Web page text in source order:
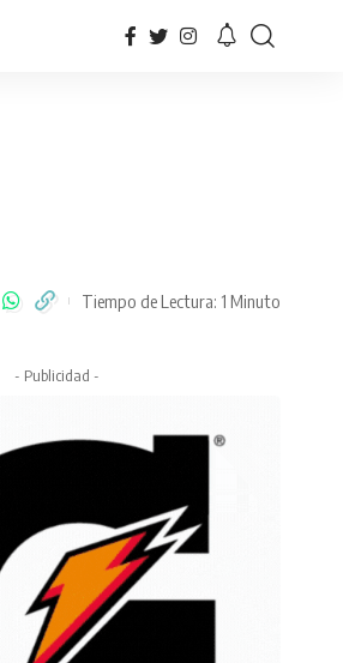
Tiempo de Lectura: 1 Minuto
- Publicidad -